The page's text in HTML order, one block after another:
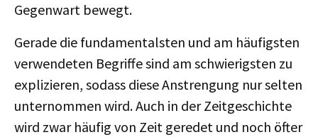
Gegenwart bewegt.
Gerade die fundamentalsten und am häufigsten
verwendeten Begriffe sind am schwierigsten zu
explizieren, sodass diese Anstrengung nur selten
unternommen wird. Auch in der Zeitgeschichte
wird zwar häufig von Zeit geredet und noch öfter